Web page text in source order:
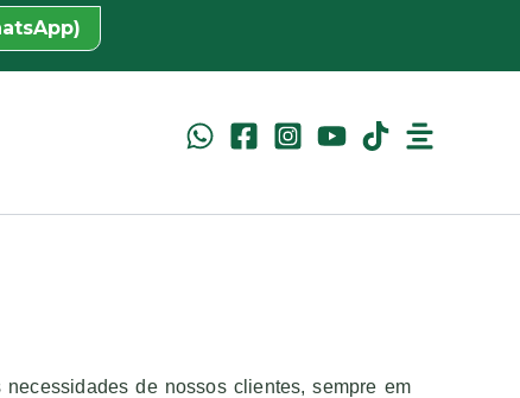
de nossos clientes, sempre em